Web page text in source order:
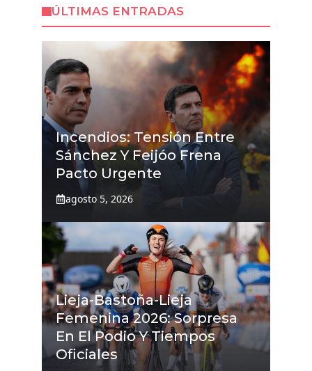
ÚLTIMAS ENTRADAS
Incendios: Tensión Entre
Sánchez Y Feijóo Frena
Pacto Urgente
agosto 5, 2026
Lieja-Bastoña-Lieja
Femenina 2026: Sorpresa
En El Podio Y Tiempos
Oficiales